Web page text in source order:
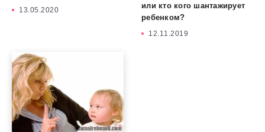
13.05.2020
или кто кого шантажирует
ребенком?
12.11.2019